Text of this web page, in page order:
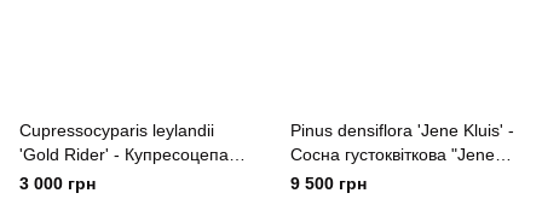
Cupressocyparis leylandii
'Gold Rider' - Купресоцепаріс
Лейланда 'Gold Rider'
3 000 грн
Pinus densiflora 'Jene Kluis' -
Сосна густоквіткова "Jene
Kluis'
9 500 грн